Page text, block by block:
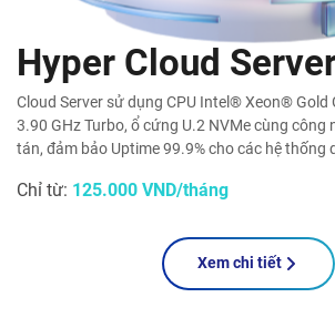
Hyper Cloud
Cloud Server sử dụng CPU Intel® Xeon® Gold
3.90 GHz Turbo, ổ cứng U.2 NVMe cùng công
tán, đảm bảo Uptime 99.9% cho các hệ thống
Chỉ từ: 125.000 VND/tháng
Xem chi tiết